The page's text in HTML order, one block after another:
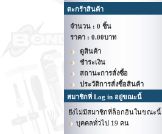
ตะกร้าสินค้า
จำนวน : 0 ชิ้น
ราคา : 0.00บาท
ดูสินค้า
ชำระเงิน
สถานะการสั่งซื้อ
ประวัติการสั่งซื้อสินค้า
สมาชิกที่ Log in อยู่ขณะนี้
ยังไม่มีสมาชิกที่ล็อกอินในขณะนี้
บุคคลทั่วไป 19 คน